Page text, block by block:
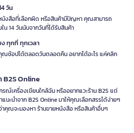
วัน
หนังสือที่เลือกผิด หรือสินค้ามีปัญหา คุณสามารถ
น 14 วันนับจากวันที่ได้รับสินค้า
ทุกที่ ทุกเวลา
ณช้อปได้ตลอดวันตลอดคืน อยากได้อะไร แค่คลิก
B2S Online
ณ์เครื่องเขียนใกล้ฉัน หรืออยากแวะร้าน B2S แต่
แนะนำจาก B2S Online มาให้คุณเลือกสรรได้ง่ายๆ
คุณจะมองหา ร้านขายหนังสือ หรือสินค้าอื่นๆ